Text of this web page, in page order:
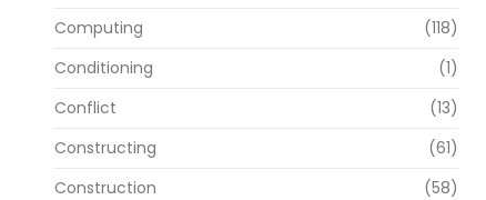
Computing
(118)
Conditioning
(1)
Conflict
(13)
Constructing
(61)
Construction
(58)